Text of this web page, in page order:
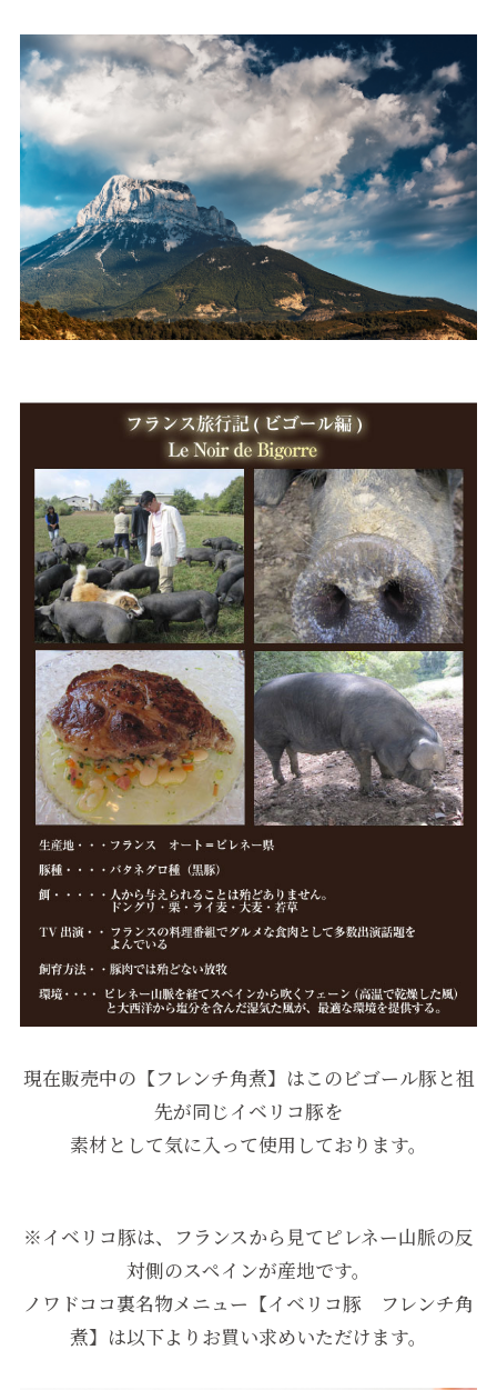
現在販売中の【フレンチ角煮】はこのビゴール豚と祖
先が同じイベリコ豚を
素材として気に入って使用しております。
※イベリコ豚は、フランスから見てピレネー山脈の反
対側のスペインが産地です。
ノワドココ裏名物メニュー【イベリコ豚 フレンチ角
煮】は以下よりお買い求めいただけます。